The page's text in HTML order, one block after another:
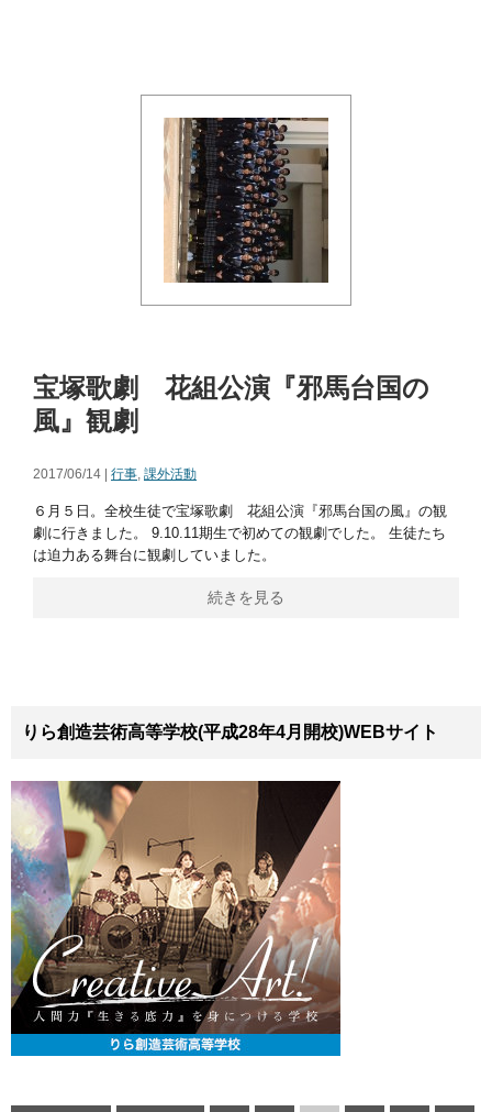
宝塚歌劇 花組公演『邪馬台国の
風』観劇
2017/06/14 | 行事, 課外活動
６月５日。全校生徒で宝塚歌劇 花組公演『邪馬台国の風』の観
劇に行きました。 9.10.11期生で初めての観劇でした。 生徒たち
は迫力ある舞台に観劇していました。
続きを見る
りら創造芸術高等学校(平成28年4月開校)WEBサイト